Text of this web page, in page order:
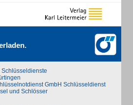
Schlüsseldienste
GmbH Schlüsseldienst
und Schlösser